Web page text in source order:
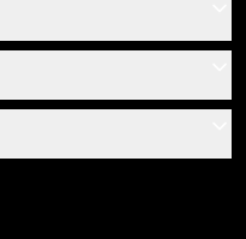
(CGC)